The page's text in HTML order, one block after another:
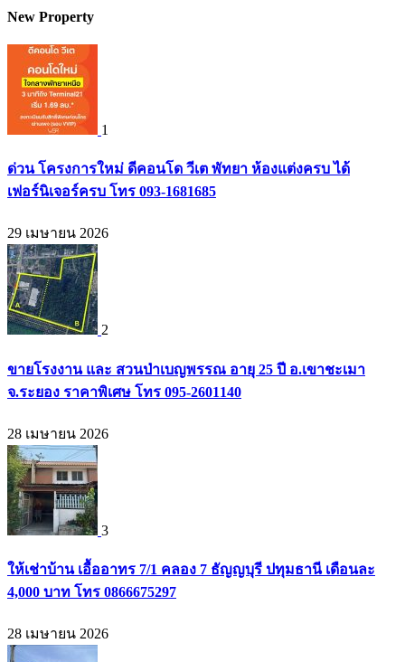
New Property
1
ด่วน โครงการใหม่ ดีคอนโด วีเต พัทยา ห้องแต่งครบ ได้
เฟอร์นิเจอร์ครบ โทร 093-1681685
29 เมษายน 2026
2
ขายโรงงาน และ สวนป่าเบญพรรณ อายุ 25 ปี อ.เขาชะเมา
จ.ระยอง ราคาพิเศษ โทร 095-2601140
28 เมษายน 2026
3
ให้เช่าบ้าน เอื้ออาทร 7/1 คลอง 7 ธัญญบุรี ปทุมธานี เดือนละ
4,000 บาท โทร 0866675297
28 เมษายน 2026